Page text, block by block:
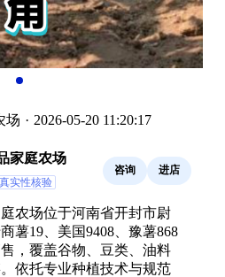
场 · 2026-05-20 11:20:17
家庭农场
实性核验
咨询 进店
农场位于河南省开封市尉
薯19、美国9408、豫薯868
，覆盖谷物、豆类、油料
依托专业种植技术与规范